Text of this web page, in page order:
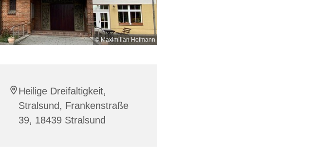
© Maximilian Hofmann
Heilige Dreifaltigkeit,
Stralsund, Frankenstraße
39, 18439 Stralsund